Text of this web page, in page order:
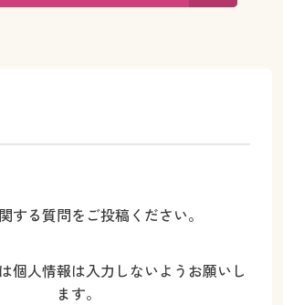
する質問をご投稿ください。
個人情報は入力しないようお願いし
ます。